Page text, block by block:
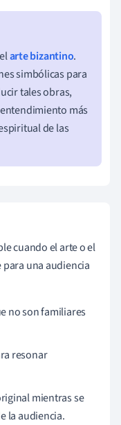
arte bizantino.
simbólicas para
tales obras,
más
de las
cuando el arte o el
una audiencia
no son familiares
resonar
mientras se
la audiencia.